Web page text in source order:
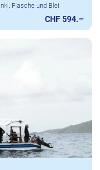
Flasche und Blei
CHF 594.–